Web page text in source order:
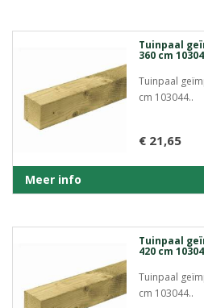
Tuinpaal
360 cm
Tuinpaal
cm 103044..
€ 21,65
Meer info
Tuinpaal
420 cm
Tuinpaal
cm 103044..